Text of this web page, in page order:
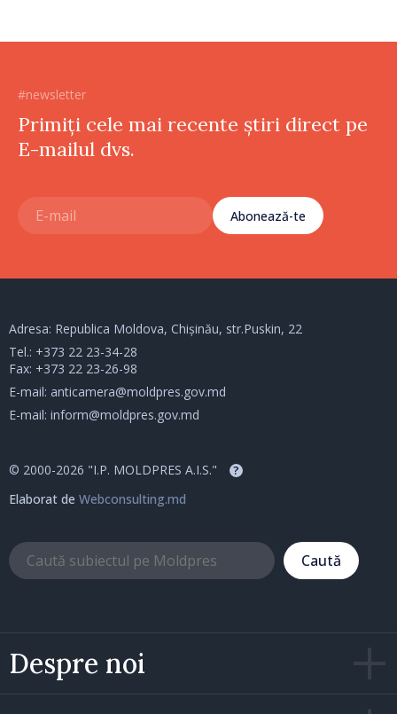
#newsletter
Primiți cele mai recente știri direct pe
E-mailul dvs.
Abonează-te
Despre noi
Adresa: Republica Moldova, Chișinău, str.Puskin, 22
Tel.: +373 22 23-34-28
Fax: +373 22 23-26-98
E-mail: anticamera@moldpres.gov.md
E-mail: inform@moldpres.gov.md
© 2000-2026 "I.P. MOLDPRES A.I.S." ?
Elaborat de Webconsulting.md
Caută